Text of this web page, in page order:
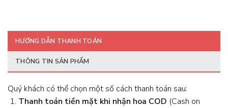
HƯỚNG DẪN THANH TOÁN
THÔNG TIN SẢN PHẨM
Quý khách có thể chọn một số cách thanh toán sau:
Thanh toán tiền mặt khi nhận hoa COD (Cash on